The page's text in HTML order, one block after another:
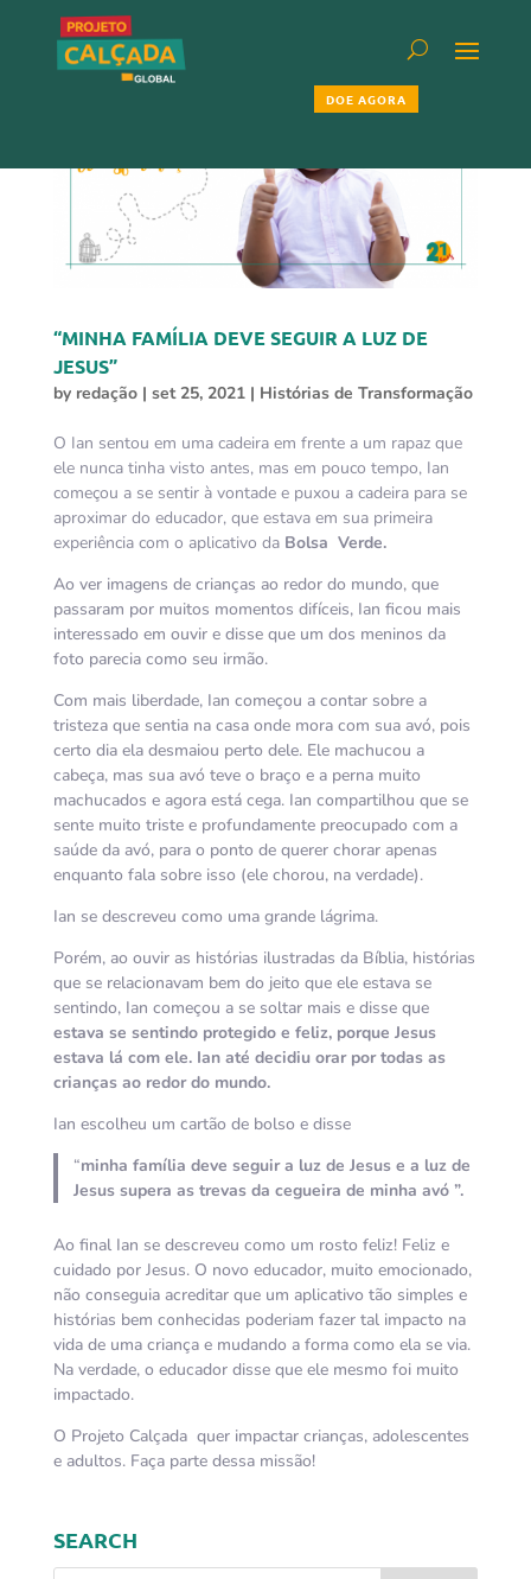
DOE AGORA
“MINHA FAMÍLIA DEVE SEGUIR A LUZ DE
JESUS”
by redação| set 25, 2021| Histórias de Transformação
O Ian sentou em uma cadeira em frente a um rapaz que
ele nunca tinha visto antes, mas em pouco tempo, Ian
começou a se sentir à vontade e puxou a cadeira para se
aproximar do educador, que estava em sua primeira
experiência com o aplicativo da Bolsa Verde.
Ao ver imagens de crianças ao redor do mundo, que
passaram por muitos momentos difíceis, Ian ficou mais
interessado em ouvir e disse que um dos meninos da
foto parecia como seu irmão.
Com mais liberdade, Ian começou a contar sobre a
tristeza que sentia na casa onde mora com sua avó, pois
certo dia ela desmaiou perto dele. Ele machucou a
cabeça, mas sua avó teve o braço e a perna muito
machucados e agora está cega. Ian compartilhou que se
sente muito triste e profundamente preocupado com a
saúde da avó, para o ponto de querer chorar apenas
enquanto fala sobre isso (ele chorou, na verdade).
Ian se descreveu como uma grande lágrima.
Porém, ao ouvir as histórias ilustradas da Bíblia, histórias
que se relacionavam bem do jeito que ele estava se
sentindo, Ian começou a se soltar mais e disse que
estava se sentindo protegido e feliz, porque Jesus
estava lá com ele. Ian até decidiu orar por todas as
crianças ao redor do mundo.
Ian escolheu um cartão de bolso e disse
“minha família deve seguir a luz de Jesus e a luz de
Jesus supera as trevas da cegueira de minha avó ”.
Ao final Ian se descreveu como um rosto feliz! Feliz e
cuidado por Jesus. O novo educador, muito emocionado,
não conseguia acreditar que um aplicativo tão simples e
histórias bem conhecidas poderiam fazer tal impacto na
vida de uma criança e mudando a forma como ela se via.
Na verdade, o educador disse que ele mesmo foi muito
impactado.
O Projeto Calçada quer impactar crianças, adolescentes
e adultos. Faça parte dessa missão!
SEARCH